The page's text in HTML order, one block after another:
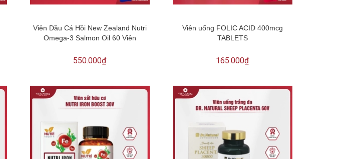
Viên Dầu Cá Hồi New Zealand Nutri
Omega-3 Salmon Oil 60 Viên
550.000₫
Viên uống FOLIC ACID 400mcg
TABLETS
165.000₫